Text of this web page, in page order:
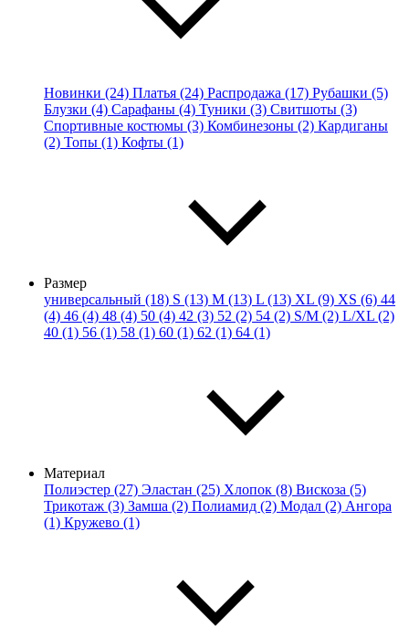
Новинки (24) Платья (24) Распродажа (17) Рубашки (5)
Блузки (4) Сарафаны (4) Туники (3) Свитшоты (3)
Спортивные костюмы (3) Комбинезоны (2) Кардиганы
(2) Топы (1) Кофты (1)
Размер
универсальный (18) S (13) M (13) L (13) XL (9) XS (6) 44
(4) 46 (4) 48 (4) 50 (4) 42 (3) 52 (2) 54 (2) S/M (2) L/XL (2)
40 (1) 56 (1) 58 (1) 60 (1) 62 (1) 64 (1)
Материал
Полиэстер (27) Эластан (25) Хлопок (8) Вискоза (5)
Трикотаж (3) Замша (2) Полиамид (2) Модал (2) Ангора
(1) Кружево (1)